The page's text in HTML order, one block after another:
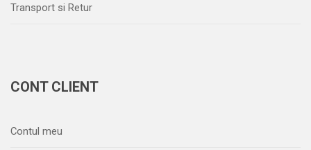
Transport si Retur
CONT CLIENT
Contul meu